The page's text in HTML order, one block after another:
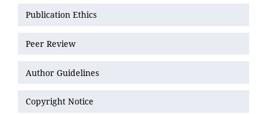
Publication Ethics
Peer Review
Author Guidelines
Copyright Notice